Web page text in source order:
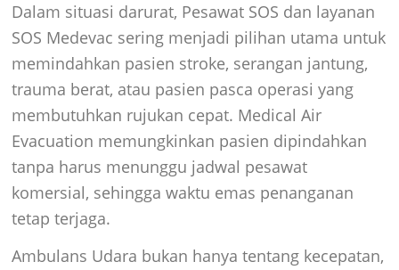
Dalam situasi darurat, Pesawat SOS dan layanan
SOS Medevac sering menjadi pilihan utama untuk
memindahkan pasien stroke, serangan jantung,
trauma berat, atau pasien pasca operasi yang
membutuhkan rujukan cepat. Medical Air
Evacuation memungkinkan pasien dipindahkan
tanpa harus menunggu jadwal pesawat
komersial, sehingga waktu emas penanganan
tetap terjaga.
Ambulans Udara bukan hanya tentang kecepatan,